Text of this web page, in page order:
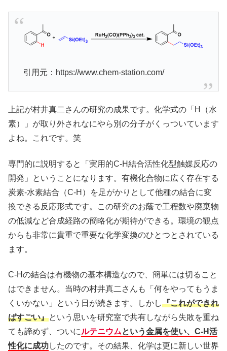
引用元：https://www.chem-station.com/
上記が村井真二さんの研究の成果です。化学式の「H（水
素）」が取り外されなにやら別の分子がくっついています
よね。これです。笑
専門的に説明すると「実用的C-H結合活性化型触媒反応の
開発」ということになります。有機化合物に広く存在する
炭素-水素結合（C-H）を足がかりとして他種の結合に変
換できる反応形式です。この研究のお蔭で工程数や廃棄物
の低減など合成経路の簡略化が期待ができる。環境の観点
からも非常に貴重で重要な化学変換のひとつとされている
ます。
C-Hの結合は有機物の基本構造なので、簡単には切ること
はできません。当時の村井真二さんも「何をやってもうま
くいかない」という日が続きます。しかし『これができれ
ばすごい』という思いを研究室で共有しながら失敗を重ね
ても諦めず、ついにルテニウムという金属を使い、C-H活
性化に成功したのです。その結果、化学は更に新しい世界